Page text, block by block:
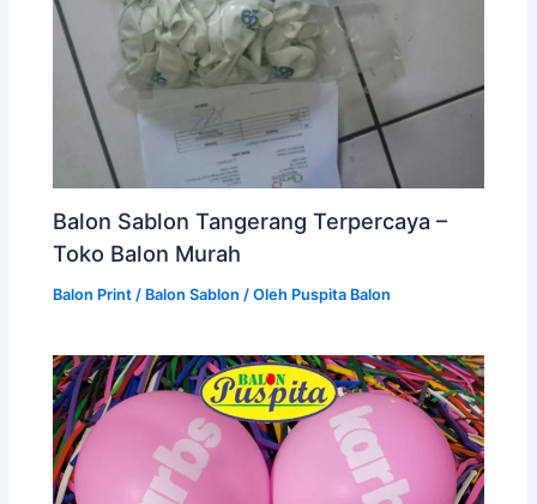
Balon Sablon Tangerang Terpercaya –
Toko Balon Murah
Balon Print / Balon Sablon / Oleh Puspita Balon